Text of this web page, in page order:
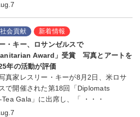
会貢献 新着情報
・キー、ロサンゼルスで
Award」受賞 写真とアートを
年の活動が評価
真家レスリー・キーが8月2日、米ロサ
で開催された第18回「Diplomats
Gala」に出席し、「 ・・・